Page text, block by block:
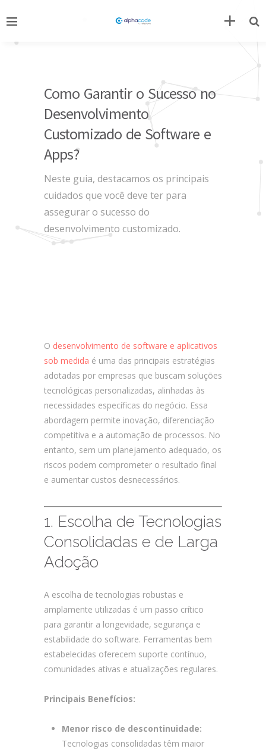
Como Garantir o Sucesso no
Desenvolvimento
Customizado de Software e
Apps?
Neste guia, destacamos os principais
cuidados que você deve ter para
assegurar o sucesso do
desenvolvimento customizado.
O desenvolvimento de software e aplicativos
sob medida é uma das principais estratégias
adotadas por empresas que buscam soluções
tecnológicas personalizadas, alinhadas às
necessidades específicas do negócio. Essa
abordagem permite inovação, diferenciação
competitiva e a automação de processos. No
entanto, sem um planejamento adequado, os
riscos podem comprometer o resultado final
e aumentar custos desnecessários.
1. Escolha de Tecnologias
Consolidadas e de Larga
Adoção
A escolha de tecnologias robustas e
amplamente utilizadas é um passo crítico
para garantir a longevidade, segurança e
estabilidade do software. Ferramentas bem
estabelecidas oferecem suporte contínuo,
comunidades ativas e atualizações regulares.
Principais Benefícios:
Menor risco de descontinuidade:
Tecnologias consolidadas têm maior